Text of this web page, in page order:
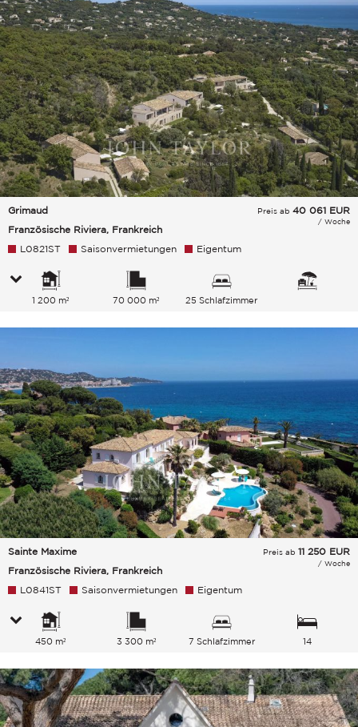
Grimaud
Französische Riviera, Frankreich
Preis ab 40 061 EUR
/ Woche
L0821ST Saisonvermietungen Eigentum
1 200 m² 70 000 m² 25 Schlafzimmer
Sainte Maxime
Französische Riviera, Frankreich
Preis ab 11 250 EUR
/ Woche
L0841ST Saisonvermietungen Eigentum
450 m² 3 300 m² 7 Schlafzimmer
14